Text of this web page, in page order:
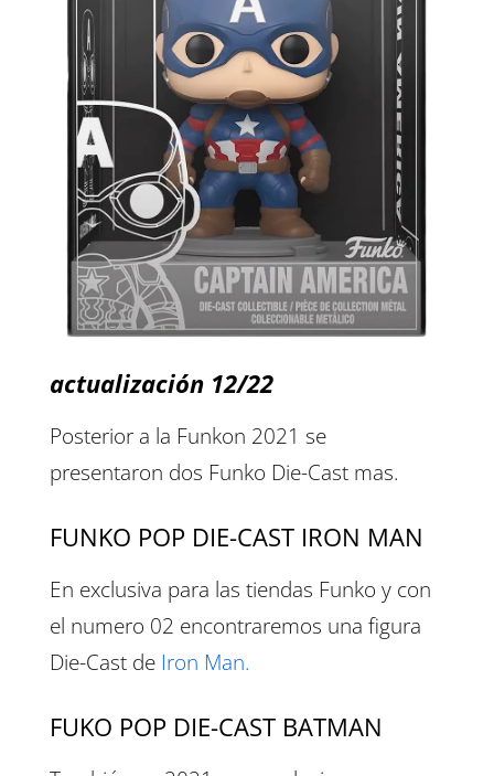
actualización 12/22
Posterior a la Funkon 2021 se
presentaron dos Funko Die-Cast mas.
FUNKO POP DIE-CAST IRON MAN
En exclusiva para las tiendas Funko y con
el numero 02 encontraremos una figura
Die-Cast de Iron Man.
FUKO POP DIE-CAST BATMAN